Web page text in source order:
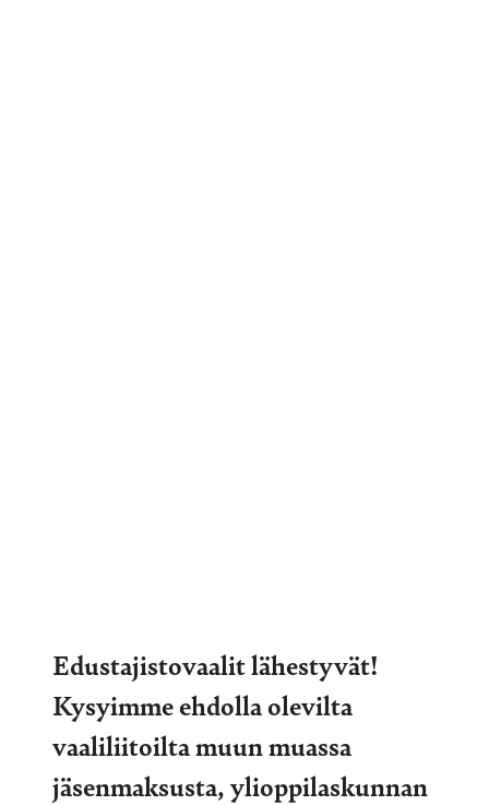
Edustajistovaalit lähestyvät!
Kysyimme ehdolla olevilta
vaaliliitoilta muun muassa
jäsenmaksusta, ylioppilaskunnan